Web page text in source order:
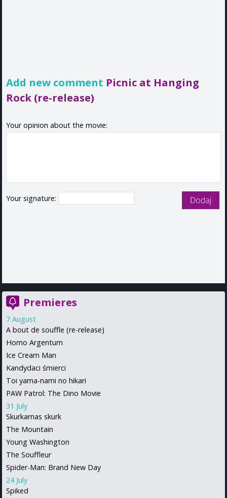
Add new comment Picnic at Hanging
Rock (re-release)
Your opinion about the movie:
Your signature:
Premieres
7 August
A bout de souffle (re-release)
Homo Argentum
Ice Cream Man
Kandydaci śmierci
Toi yama-nami no hikari
PAW Patrol: The Dino Movie
31 July
Skurkarnas skurk
The Mountain
Young Washington
The Souffleur
Spider-Man: Brand New Day
24 July
Spiked